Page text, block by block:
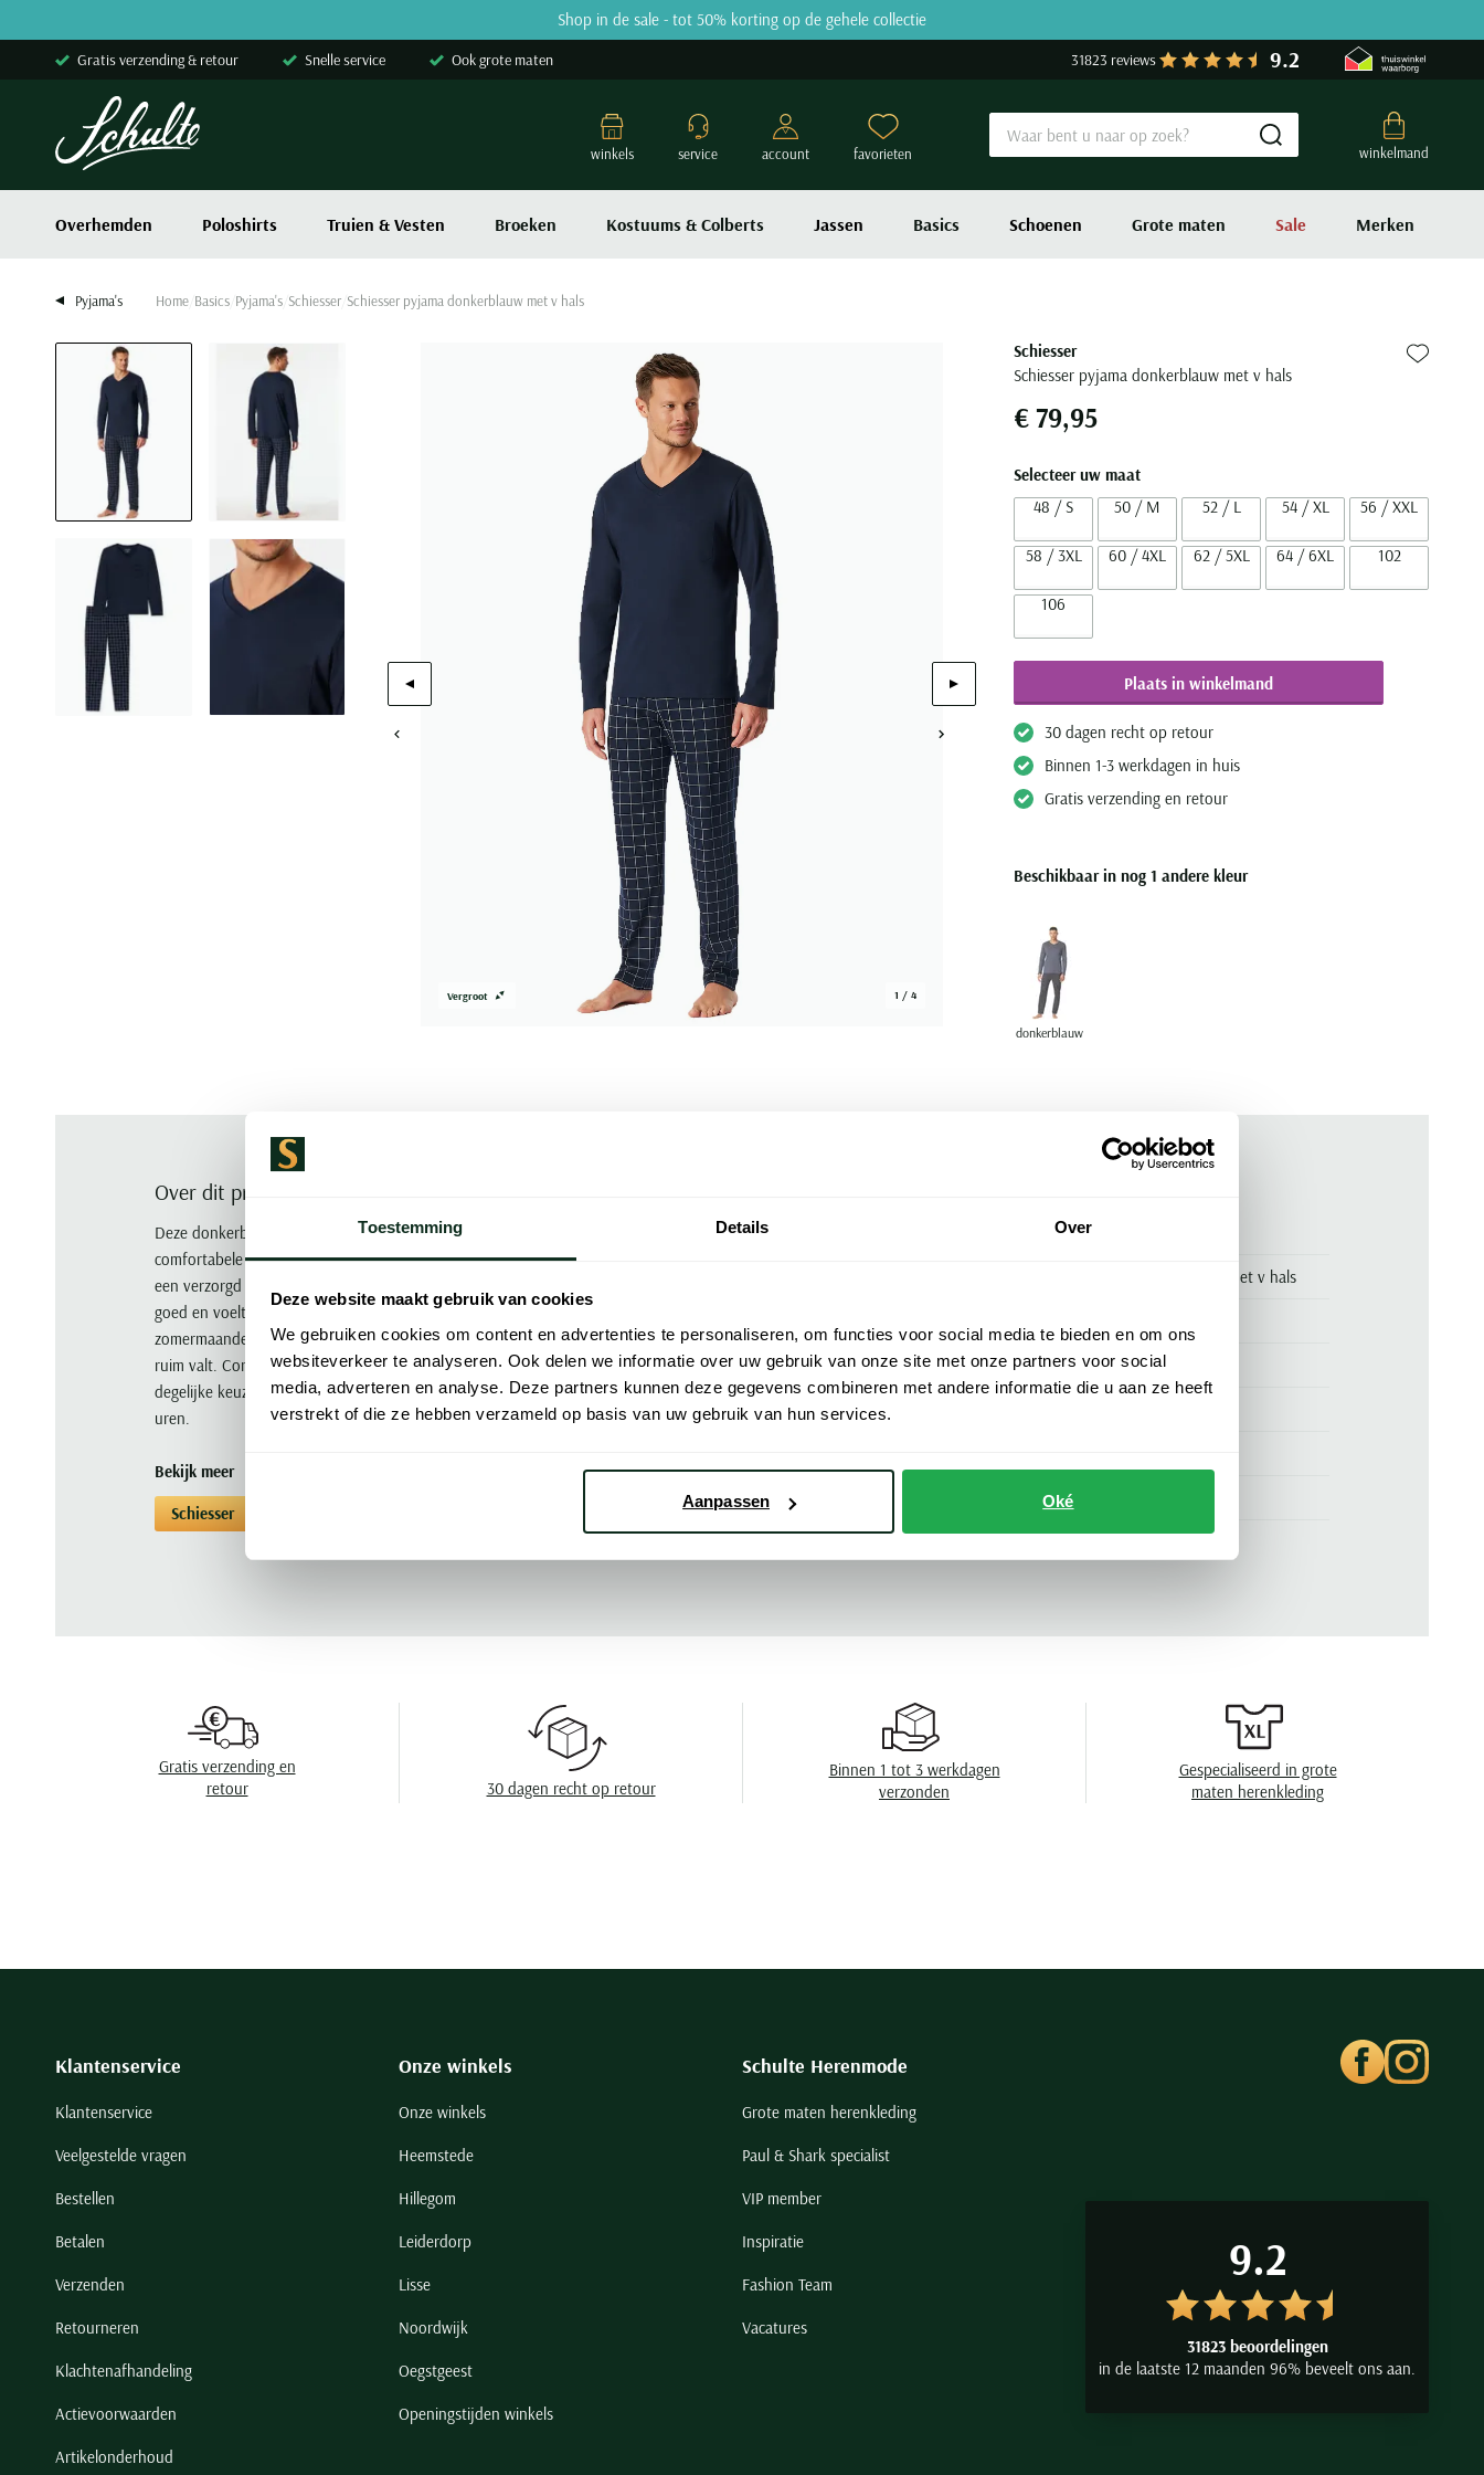
Toestemming Details Over
Deze website maakt gebruik van cookies
We gebruiken cookies om content en advertenties te personaliseren, om functies voor social media te bieden en om ons
websiteverkeer te analyseren. Ook delen we informatie over uw gebruik van onze site met onze partners voor social
media, adverteren en analyse. Deze partners kunnen deze gegevens combineren met andere informatie die u aan ze heeft
verstrekt of die ze hebben verzameld op basis van uw gebruik van hun services.
Aanpassen Oké
Shop in de sale - tot 50% korting op de gehele collectie
Gratis verzending & retour Snelle service Ook grote maten 31823 reviews 9.2
winkelmand
Submit search
Overhemden Poloshirts Truien & Vesten Broeken Kostuums & Colberts Jassen Basics Schoenen Grote maten Sale Merken
winkels service account favorieten
Pyjama's Home Basics Pyjama's Schiesser Schiesser pyjama donkerblauw met v hals
Vergroot 1 / 4
Schiesser
Schiesser pyjama donkerblauw met v hals
Zet bij
€ 79,95
Selecteer uw maat
48 / S
50 / M 52 / L 54 / XL 56 / XXL
58 / 3XL 60 / 4XL 62 / 5XL 64 / 6XL 102
106
Plaats in winkelmand
30 dagen recht op retour
Binnen 1-3 werkdagen in huis
Gratis verzending en retour
Beschikbaar in nog 1 andere kleur
donkerblauw
Over dit product
Deze donkerblauwe lange pyjama van Schiesser is gemaakt van 100% katoen en biedt een
comfortabele pasvorm die prettig zit zonder te knellen. Het geprinte dessin geeft de pyjama
een verzorgd uiterlijk, ook als je 's ochtends nog even in huiskleding rondloopt. Katoen ademt
goed en voelt aangenaam aan op de huid, wat deze pyjama geschikt maakt voor de
zomermaanden. De normale fit zorgt voor voldoende bewegingsvrijheid zonder dat de stof te
ruim valt. Combineer hem met een lichte badjas voor extra comfort op warme avonden. Een
degelijke keuze voor wie waarde hecht aan kwaliteit en draaggemak, ook in de nachtelijke
uren.
Bekijk meer
Schiesser
00169319
Schiesser pyjama donkerblauw met v hals
Materiaal 100% katoen
Pasvorm
183174-804
Meer kenmerken
Gratis verzending en
retour
30 dagen recht op retour
Binnen 1 tot 3 werkdagen
verzonden
Gespecialiseerd in grote
maten herenkleding
Klantenservice
Klantenservice
Veelgestelde vragen
Bestellen
Betalen
Verzenden
Retourneren
Klachtenafhandeling
Actievoorwaarden
Artikelonderhoud
Onze winkels
Onze winkels
Heemstede
Hillegom
Leiderdorp
Lisse
Noordwijk
Oegstgeest
Openingstijden winkels
Schulte Herenmode
Grote maten herenkleding
Paul & Shark specialist
VIP member
Inspiratie
Fashion Team
Vacatures
9.2
31823 beoordelingen
in de laatste 12 maanden 96% beveelt ons aan.